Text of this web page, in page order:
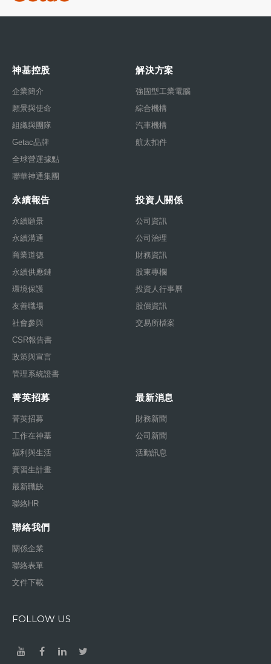
神基控股
企業簡介
願景與使命
組織與團隊
Getac品牌
全球營運據點
聯華神通集團
解決方案
強固型工業電腦
綜合機構
汽車機構
航太扣件
永續報告
永續願景
永續溝通
商業道德
永續供應鏈
環境保護
友善職場
社會參與
CSR報告書
政策與宣言
管理系統證書
投資人關係
公司資訊
公司治理
財務資訊
股東專欄
投資人行事曆
股價資訊
交易所檔案
菁英招募
菁英招募
工作在神基
福利與生活
實習生計畫
最新職缺
聯絡HR
最新消息
財務新聞
公司新聞
活動訊息
聯絡我們
關係企業
聯絡表單
文件下載
FOLLOW US